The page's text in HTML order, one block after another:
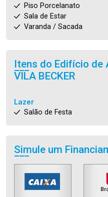
Piso Porcelanato
Sala de Estar
Varanda / Sacada
Itens do Edifício de
VILA BECKER
Lazer
Salão de Festa
Simule um